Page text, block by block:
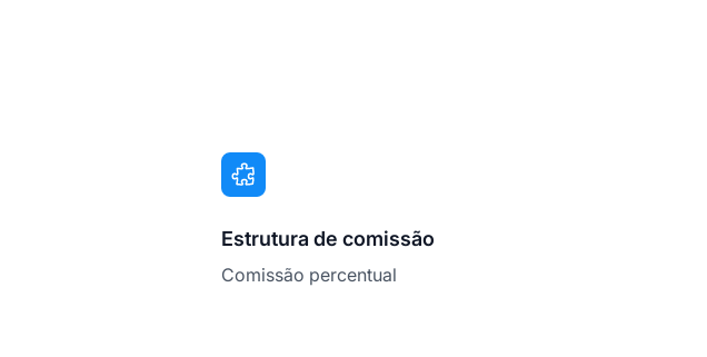
Estrutura de comissão
Comissão percentual